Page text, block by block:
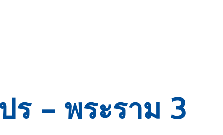
ร – พระราม 3